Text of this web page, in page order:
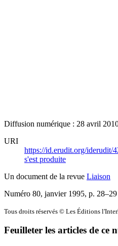
Diffusion numérique : 28 avril
URI
https://id.erudit.org/iderudit/
s'est produite
Un document de la revue Liaison
Numéro 80, janvier 1995, p. 28–29
Tous droits réservés © Les Éditions
Feuilleter les articles de ce